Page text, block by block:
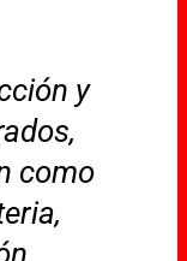
y
como